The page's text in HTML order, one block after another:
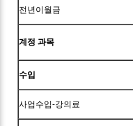
전년이월금
계정 과목
수입
사업수입-강의료